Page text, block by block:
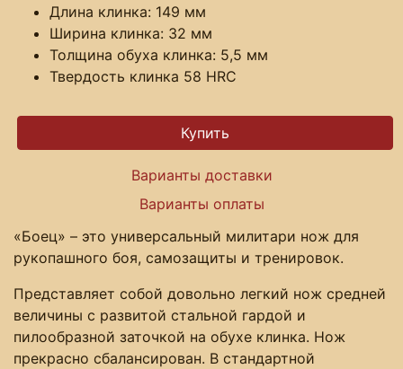
Длина клинка: 149 мм
Ширина клинка: 32 мм
Толщина обуха клинка: 5,5 мм
Твердость клинка 58 HRC
Варианты доставки
Варианты оплаты
«Боец» – это универсальный милитари нож для
рукопашного боя, самозащиты и тренировок.
Представляет собой довольно легкий нож средней
величины с развитой стальной гардой и
пилообразной заточкой на обухе клинка. Нож
прекрасно сбалансирован. В стандартной